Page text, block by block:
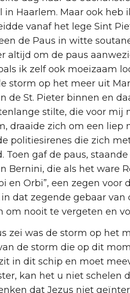
in Haarlem. Maar ook
vanaf het lege Sint
de Paus in witte
altijd om de paus
ik zelf ook moeizaam
storm op het meer uit
de St. Pieter binnen en
stilte, die voor mij
draaide zich om een liep
politiesirenes die zich
Toen gaf de paus,
Bernini, die als het ware
en Orbi”, een zegen
dat zegende gebaar van
om nooit te vergeten en
zei was de storm op het
de storm die op dit
in dit schip en moet
kan het u niet schelen
dat Jezus niet